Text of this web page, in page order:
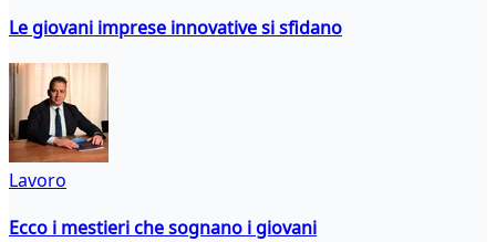
Le giovani imprese innovative si sfidano
Lavoro
Ecco i mestieri che sognano i giovani